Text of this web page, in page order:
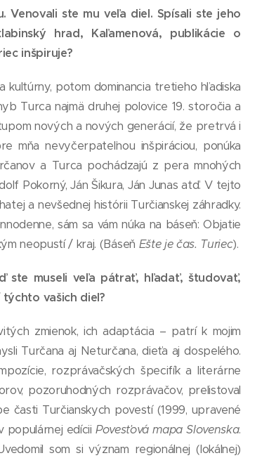
ste mu veľa diel. Spísali ste jeho
hrad, Kaľamenová, publikácie o
inšpiruje?
potom dominancia tretieho hľadiska
Turca najmä druhej polovice 19. storočia a
nových a nových generácií, že pretrvá i
mňa nevyčerpateľnou inšpiráciou, ponúka
a Turca pochádzajú z pera mnohých
Pokorný, Ján Šikura, Ján Junas atď. V tejto
a nevšednej histórii Turčianskej záhradky.
sám sa vám núka na báseň: Objatie
neopustí / kraj. (Báseň Ešte je čas. Turiec).
ste museli veľa pátrať, hľadať, študovať,
vašich diel?
zmienok, ich adaptácia – patrí k mojim
Turčana aj Neturčana, dieťa aj dospelého.
rozprávačských špecifík a literárne
pozoruhodných rozprávačov, prelistoval
časti Turčianskych povestí (1999, upravené
populárnej edícii Povesťová mapa Slovenska.
som si význam regionálnej (lokálnej)